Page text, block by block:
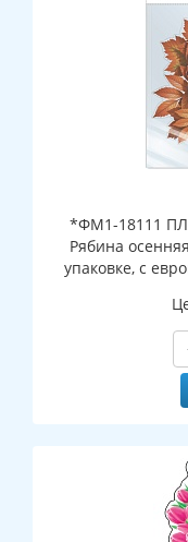
*ФМ1-18111
Рябина
упаковке, с